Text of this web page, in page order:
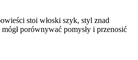
stoi włoski szyk, styl znad
porównywać pomysły i przenosić